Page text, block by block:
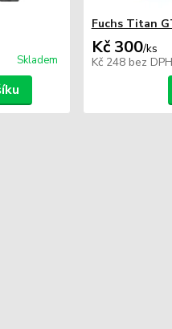
Skladem
Fuchs Titan
Kč 300/ks
Kč 248 bez DPH